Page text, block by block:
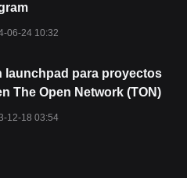
06-24 10:32
launchpad para proyectos
The Open Network (TON)
12-18 03:54